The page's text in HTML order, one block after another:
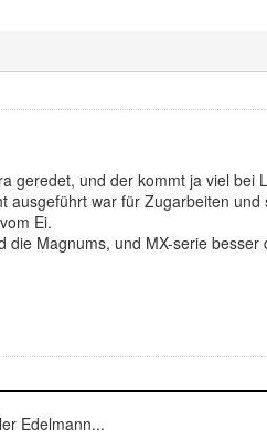
geredet, und der kommt ja viel
ausgeführt war für Zugarbeiten
Ei.
die Magnums, und MX-serie
Edelmann...